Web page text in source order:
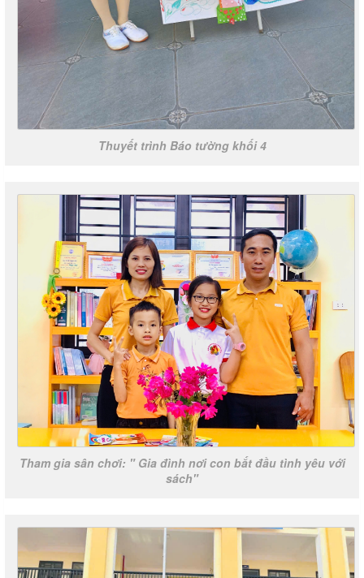
Thuyết trình Báo tường khối 4
Tham gia sân chơi: " Gia đình nơi con bắt đầu tình yêu với
sách"